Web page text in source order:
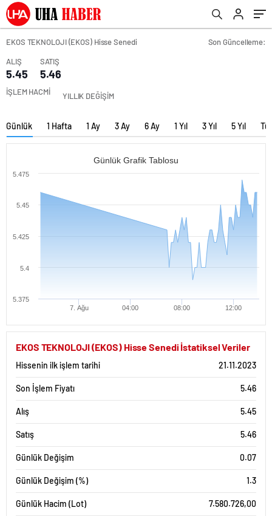
EKOS TEKNOLOJI (EKOS) Hisse Senedi
Son Güncelleme:
ALIŞ
5.45
SATIŞ
5.46
İŞLEM HACMİ YILLIK DEĞİŞİM
Günlük 1 Hafta 1 Ay 3 Ay 6 Ay 1 Yıl 3 Yıl 5 Yıl
Günlük Grafik Tablosu
7. Ağu 04:00 08:00 12:00
5.375
5.4
5.425
5.45
5.475
EKOS TEKNOLOJI (EKOS) Hisse Senedi İstatiksel Veriler
Hissenin ilk işlem tarihi 21.11.2023
Son İşlem Fiyatı 5.46
Alış 5.45
Satış 5.46
Günlük Değişim 0.07
Günlük Değişim (%) 1.3
Günlük Hacim (Lot) 7.580.726,00